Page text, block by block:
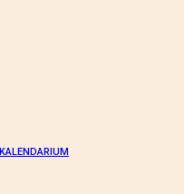
KALENDARIUM